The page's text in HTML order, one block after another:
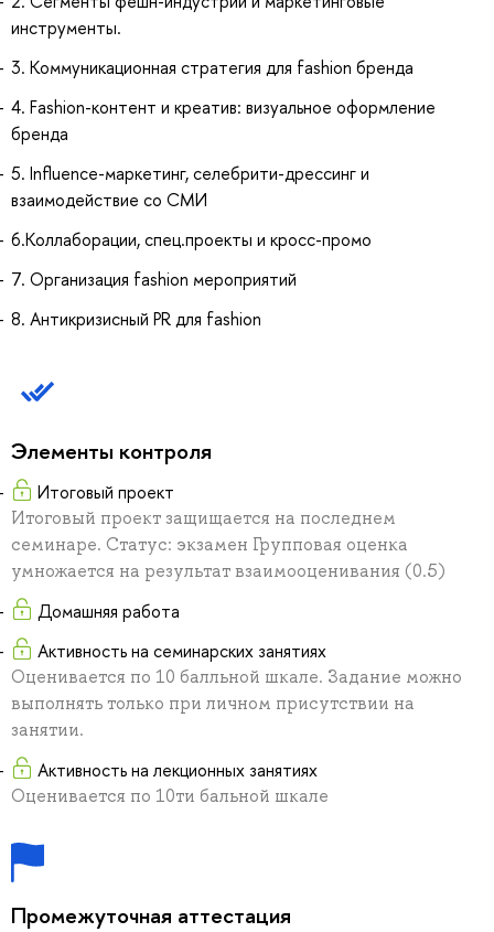
инструменты.
3. Коммуникационная стратегия для fashion бренда
4. Fashion-контент и креатив: визуальное оформление
бренда
5. Influence-маркетинг, селебрити-дрессинг и
взаимодействие со СМИ
6.Коллаборации, спец.проекты и кросс-промо
7. Организация fashion мероприятий
8. Антикризисный PR для fashion
Элементы контроля
Итоговый проект
Итоговый проект защищается на последнем
семинаре. Статус: экзамен Групповая оценка
умножается на результат взаимооценивания (0.5)
Домашняя работа
Активность на семинарских занятиях
Оценивается по 10 балльной шкале. Задание можно
выполнять только при личном присутствии на
занятии.
Активность на лекционных занятиях
Оценивается по 10ти бальной шкале
Промежуточная аттестация